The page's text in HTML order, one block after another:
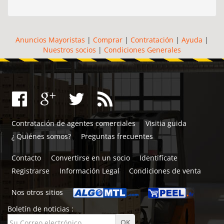
Anuncios Mayoristas | Comprar | Contratación | Ayuda |
Nuestros socios | Condiciones Generales
Contratación de agentes comerciales
Visitia guida
¿ Quiénes somos?
Preguntas frecuentes
Contacto Convertirse en un socio
Identifícate
Registrarse
Información Legal Condiciones de venta
Nos otros sitios
Boletín de noticias :